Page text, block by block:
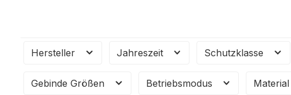
Hersteller Jahreszeit Schutzklasse
Gebinde Größen Betriebsmodus Material